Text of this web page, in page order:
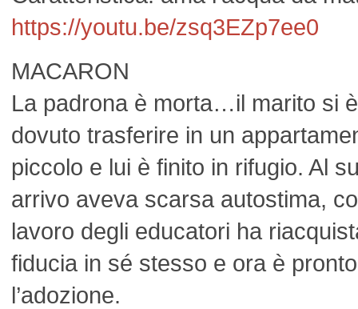
https://youtu.be/zsq3EZp7ee0
MACARON
La padrona è morta…il marito si è
dovuto trasferire in un
piccolo e lui è finito in rifugio. Al
arrivo aveva scarsa autostima,
lavoro degli educatori ha
fiducia in sé stesso e ora è
l’adozione.